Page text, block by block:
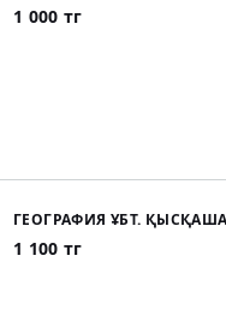
1 000 тг
ГЕОГРАФИЯ ҰБТ.
1 100 тг